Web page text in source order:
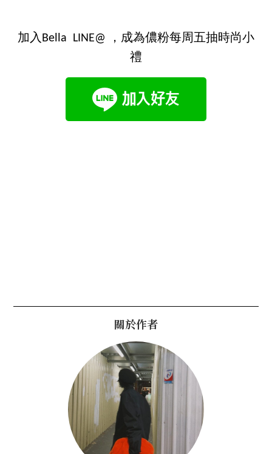
加入Bella LINE@ ，成為儂粉每周五抽時尚小
禮
關於作者